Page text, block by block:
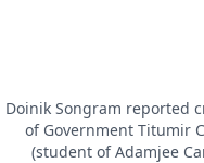
Doinik Songram reported
of Government Titumir
(student of Adamjee